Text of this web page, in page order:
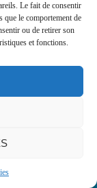
Le fait de consentir
que le comportement de
ou de retirer son
et fonctions.